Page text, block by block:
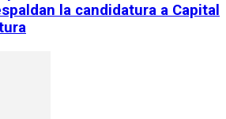
la candidatura a Capital